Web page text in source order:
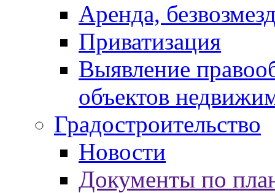
Аренда,
Приватизация
Выявление
объектов
Градостроительство
Новости
Документы по